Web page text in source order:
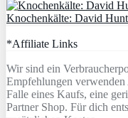
Knochenkälte: David
*Affiliate Links
Wir sind ein
Empfehlungen
Falle eines Kaufs, eine
Partner Shop. Für dich